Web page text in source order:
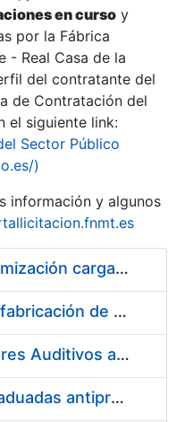
en curso y
por la Fábrica
- Real Casa de la
del contratante del
de Contratación del
el siguiente link:
Sector Público
)
información y algunos
Pliego condiciones optimización cargas compras firmado
Acuerdo marco para la fabricación de piezas
Suministro de Protectores Auditivos a medida para las personas trabajadoras de los Centros de Trabajo de Madrid y Burgos
Suministro de gafas graduadas antiproyecciones para los trabajadores de la FNMT-RCM en los centros de trabajo de Madrid y Burgos